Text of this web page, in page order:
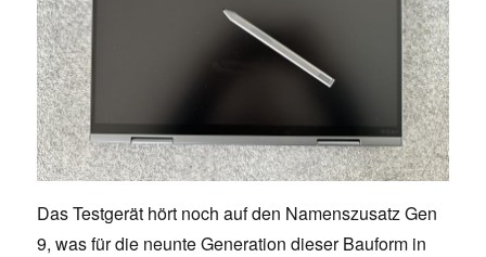
Das Testgerät hört noch auf den Namenszusatz Gen
9, was für die neunte Generation dieser Bauform in